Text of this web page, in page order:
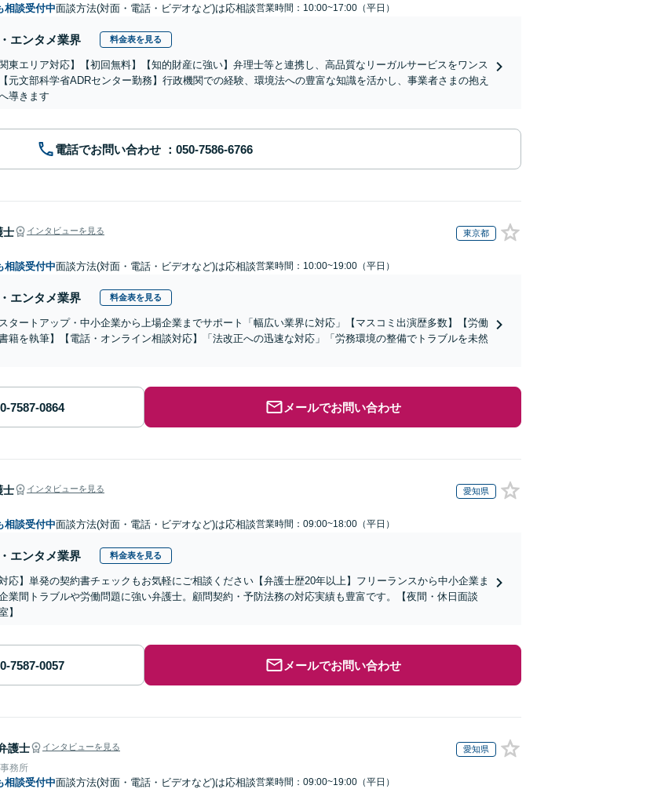
相談受付中面談方法(対面・電話・ビデオなど)は応相談営業時間：10:00~17:00（平日）
エンタメ業界 料金表を見る
関東エリア対応】【初回無料】【知的財産に強い】弁理士等と連携し、高品質なリーガルサービスをワンス
元文部科学省ADRセンター勤務】行政機関での経験、環境法への豊富な知識を活かし、事業者さまの抱え
導きます
電話でお問い合わせ
士 インタビューを見る 東京都
相談受付中面談方法(対面・電話・ビデオなど)は応相談営業時間：10:00~19:00（平日）
エンタメ業界 料金表を見る
スタートアップ・中小企業から上場企業までサポート「幅広い業界に対応」【マスコミ出演歴多数】【労働
籍を執筆】【電話・オンライン相談対応】「法改正への迅速な対応」「労務環境の整備でトラブルを未然
メールでお問い合わせ
士 インタビューを見る 愛知県
相談受付中面談方法(対面・電話・ビデオなど)は応相談営業時間：09:00~18:00（平日）
エンタメ業界 料金表を見る
対応】単発の契約書チェックもお気軽にご相談ください【弁護士歴20年以上】フリーランスから中小企業ま
業間トラブルや労働問題に強い弁護士。顧問契約・予防法務の対応実績も豊富です。【夜間・休日面談
】
メールでお問い合わせ
護士 インタビューを見る 愛知県
務所
相談受付中面談方法(対面・電話・ビデオなど)は応相談営業時間：09:00~19:00（平日）